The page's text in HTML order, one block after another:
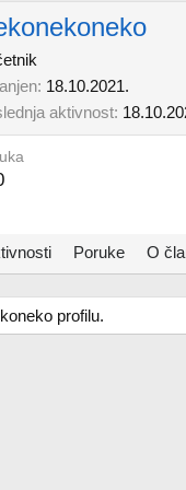
18.10.2021.
aktivnost
Poruke O
profilu.